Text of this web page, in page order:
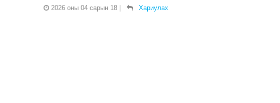
2026 оны 04 сарын 18
Хариулах